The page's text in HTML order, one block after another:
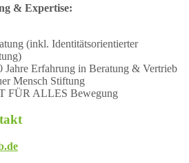
& Expertise:
(inkl. Identitätsorientierter
Jahre Erfahrung in Beratung & Vertrieb
Mensch Stiftung
FÜR ALLES Bewegung